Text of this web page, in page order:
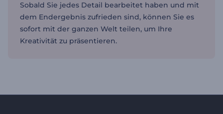
Sobald Sie jedes Detail bearbeitet haben und mit
dem Endergebnis zufrieden sind, können Sie es
sofort mit der ganzen Welt teilen, um Ihre
Kreativität zu präsentieren.